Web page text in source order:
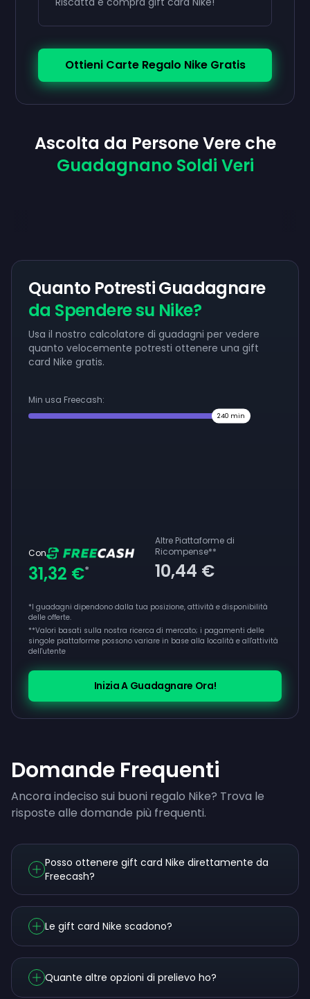
Ottieni Carte Regalo Nike Gratis
Ascolta da Persone Vere che
Guadagnano Soldi Veri
Quanto Potresti Guadagnare
da Spendere su Nike?
Usa il nostro calcolatore di guadagni per vedere
quanto velocemente potresti ottenere una gift
card Nike gratis.
Min usa Freecash:
240 min
Con
31,32 €*
Altre Piattaforme di
Ricompense**
10,44 €
*I guadagni dipendono dalla tua posizione, attività e disponibilità
delle offerte.
**Valori basati sulla nostra ricerca di mercato; i pagamenti delle
singole piattaforme possono variare in base alla località e all'attività
dell'utente
Inizia A Guadagnare Ora!
Domande Frequenti
Ancora indeciso sui buoni regalo Nike? Trova le
risposte alle domande più frequenti.
Posso ottenere gift card Nike direttamente da
Freecash?
Le gift card Nike scadono?
Quante altre opzioni di prelievo ho?